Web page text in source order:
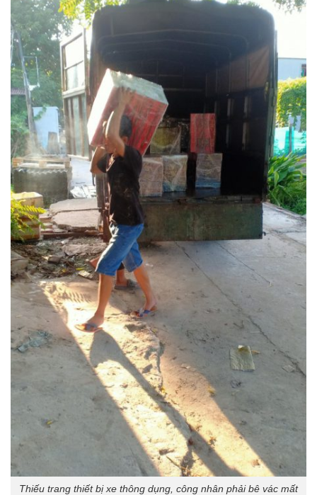
Thiếu trang thiết bị xe thông dụng, công nhân phải bê vác mất